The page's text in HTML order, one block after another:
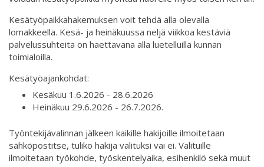
Kesätyöpaikkahakemuksen voit tehdä alla olevalla
lomakkeella. Kesä- ja heinäkuussa neljä viikkoa kestäviä
palvelussuhteita on haettavana alla luetelluilla kunnan
toimialoilla.
Kesätyöajankohdat:
Kesäkuu 1.6.2026 - 28.6.2026
Heinäkuu 29.6.2026 - 26.7.2026.
Työntekijävalinnan jälkeen kaikille hakijoille ilmoitetaan
sähköpostitse, tuliko hakija valituksi vai ei. Valituille
ilmoitetaan työkohde, työskentelyaika, esihenkilö sekä muut